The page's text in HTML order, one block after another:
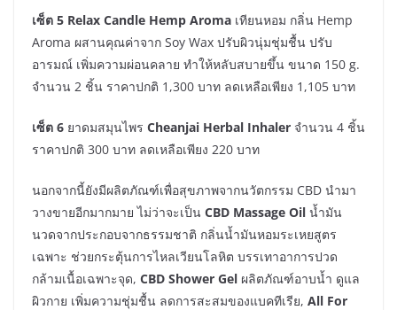
เซ็ต 5 Relax Candle Hemp Aroma เทียนหอม กลิ่น Hemp
Aroma ผสานคุณค่าจาก Soy Wax ปรับผิวนุ่มชุ่มชื้น ปรับ
อารมณ์ เพิ่มความผ่อนคลาย ทำให้หลับสบายขึ้น ขนาด 150 g.
จำนวน 2 ชิ้น ราคาปกติ 1,300 บาท ลดเหลือเพียง 1,105 บาท
เซ็ต 6 ยาดมสมุนไพร Cheanjai Herbal Inhaler จำนวน 4 ชิ้น
ราคาปกติ 300 บาท ลดเหลือเพียง 220 บาท
นอกจากนี้ยังมีผลิตภัณฑ์เพื่อสุขภาพจากนวัตกรรม CBD นำมา
วางขายอีกมากมาย ไม่ว่าจะเป็น CBD Massage Oil น้ำมัน
นวดจากประกอบจากธรรมชาติ กลิ่นน้ำมันหอมระเหยสูตร
เฉพาะ ช่วยกระตุ้นการไหลเวียนโลหิต บรรเทาอาการปวด
กล้ามเนื้อเฉพาะจุด, CBD Shower Gel ผลิตภัณฑ์อาบน้ำ ดูแล
ผิวกาย เพิ่มความชุ่มชื้น ลดการสะสมของแบคทีเรีย, All For